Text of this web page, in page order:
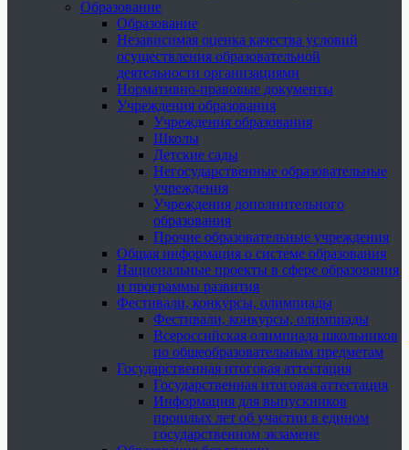
Образование
Образование
Независимая оценка качества условий
осуществления образовательной
деятельности организациями
Нормативно-правовые документы
Учреждения образования
Учреждения образования
Школы
Детские сады
Негосударственные образовательные
учреждения
Учреждения дополнительного
образования
Прочие образовательные учреждения
Общая информация о системе образования
Национальные проекты в сфере образования
и программы развития
Фестивали, конкурсы, олимпиады
Фестивали, конкурсы, олимпиады
Всероссийская олимпиада школьников
по общеобразовательным предметам
Государственная итоговая аттестация
Государственная итоговая аттестация
Информация для выпускников
прошлых лет об участии в едином
государственном экзамене